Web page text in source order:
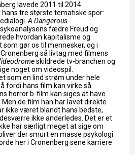
lavede 2011 til 2014
tre største tematiske spor:
A Dangerous
fædre Freud og
hvordan kapitalisme og
gør os til mennesker, og i
så livtag med filmens
skildrede tv-branchen og
noget om videospil.
som en lind strøm under hele
fordi hans film kan virke så
horror b-film kan siges at have
de film han har lavet direkte
ikke været blandt hans bedste,
ikke anderledes. Det er et
har særligt meget at sige om
der smurt en masse psykologi
her i Cronenberg sene karriere